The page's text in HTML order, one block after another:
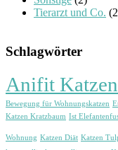
Tierarzt und Co.
Schlagwörter
Anifit
Bewegung für Wohnungskatzen
Katzen Kratzbaum Ist
Wohnung Katzen Diät Katzen